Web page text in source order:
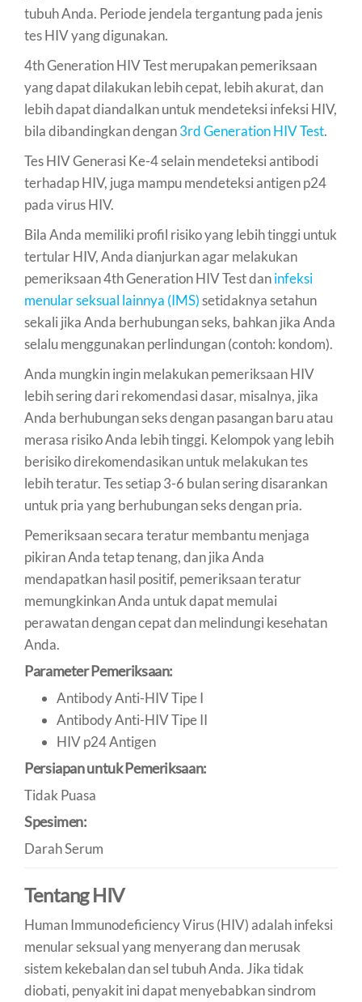
tubuh Anda. Periode jendela tergantung pada jenis
tes HIV yang digunakan.
4th Generation HIV Test merupakan pemeriksaan
yang dapat dilakukan lebih cepat, lebih akurat, dan
lebih dapat diandalkan untuk mendeteksi infeksi HIV,
bila dibandingkan dengan3rd Generation HIV Test.
Tes HIV Generasi Ke-4 selain mendeteksi antibodi
terhadap HIV, juga mampu mendeteksi antigen p24
pada virus HIV.
Bila Anda memiliki profil risiko yang lebih tinggi untuk
tertular HIV, Anda dianjurkan agar melakukan
pemeriksaan 4th Generation HIV Test daninfeksi
menular seksual lainnya (IMS)setidaknya setahun
sekali jika Anda berhubungan seks, bahkan jika Anda
selalu menggunakan perlindungan (contoh: kondom).
Anda mungkin ingin melakukan pemeriksaan HIV
lebih sering dari rekomendasi dasar, misalnya, jika
Anda berhubungan seks dengan pasangan baru atau
merasa risiko Anda lebih tinggi. Kelompok yang lebih
berisiko direkomendasikan untuk melakukan tes
lebih teratur. Tes setiap 3-6 bulan sering disarankan
untuk pria yang berhubungan seks dengan pria.
Pemeriksaan secara teratur membantu menjaga
pikiran Anda tetap tenang, dan jika Anda
mendapatkan hasil positif, pemeriksaan teratur
memungkinkan Anda untuk dapat memulai
perawatan dengan cepat dan melindungi kesehatan
Anda.
Parameter Pemeriksaan:
Antibody Anti-HIV Tipe I
Antibody Anti-HIV Tipe II
HIV p24 Antigen
Persiapan untuk Pemeriksaan:
Tidak Puasa
Spesimen:
Darah Serum
Tentang HIV
Human Immunodeficiency Virus (HIV) adalah infeksi
menular seksual yang menyerang dan merusak
sistem kekebalan dan sel tubuh Anda. Jika tidak
diobati, penyakit ini dapat menyebabkan sindrom